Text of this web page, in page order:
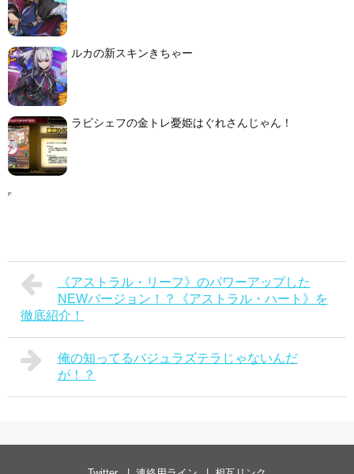
ルカの新スキンきちゃー
ラビシェフの金トレ憂姫はぐれさんじゃん！
《アストラル・リーフ》のパワーアップした
NEWバージョン！？《アストラル・ハート》を
徹底紹介！
俺の知ってるバジュラズテラじゃないんだ
が！？